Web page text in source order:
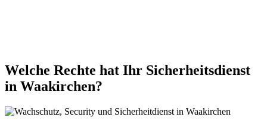
Welche Rechte hat Ihr Sicherheitsdienst
in Waakirchen?